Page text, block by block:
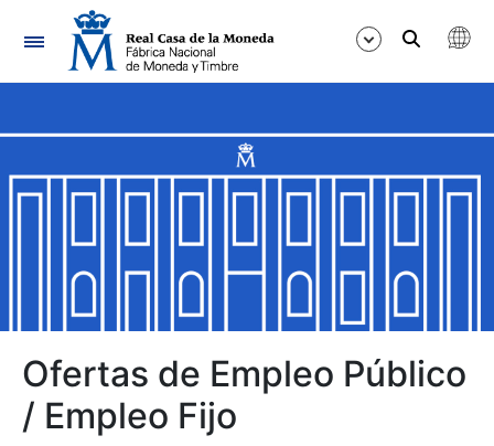
Navegación
Mostrar/Ocultar
Mostrar/Ocultar
Mostrar/Ocultar
Mostrar/Ocultar
Ofertas de Empleo Público
/ Empleo Fijo